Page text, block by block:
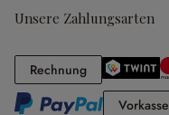
Unsere Zahlungsarten
RechnungRechnung
Vorkasse